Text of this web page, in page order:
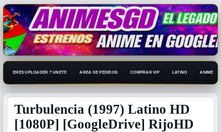
ERES UPLOADER ? UNETE AREA DE PEDIDOS COMPRAR VIP LATINO ANIME
Turbulencia (1997) Latino HD
[1080P] [GoogleDrive] RijoHD